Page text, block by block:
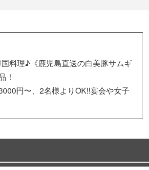
料理♪《鹿児島直送の白美豚サムギ
！
円〜、2名様よりOK!!宴会や女子